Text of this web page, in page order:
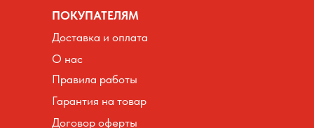
ПОКУПАТЕЛЯМ
Доставка и оплата
О нас
Правила работы
Договор оферты
Гарантия на товар